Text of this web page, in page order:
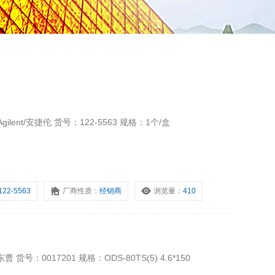
安捷伦 货号：122-5563 规格：1个/盒
5563 厂商性质：经销商 浏览量：410
曹 货号：0017201 规格：ODS-80TS(5) 4.6*150